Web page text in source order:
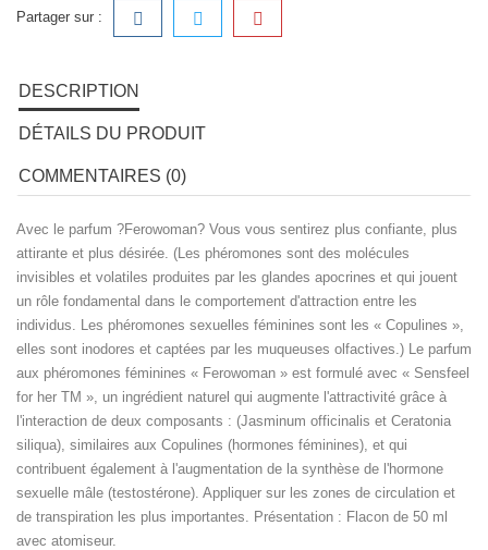
Partager sur :
DESCRIPTION
DÉTAILS DU PRODUIT
COMMENTAIRES (0)
Avec le parfum ?Ferowoman? Vous vous sentirez plus confiante, plus
attirante et plus désirée. (Les phéromones sont des molécules
invisibles et volatiles produites par les glandes apocrines et qui jouent
un rôle fondamental dans le comportement d'attraction entre les
individus. Les phéromones sexuelles féminines sont les « Copulines »,
elles sont inodores et captées par les muqueuses olfactives.) Le parfum
aux phéromones féminines « Ferowoman » est formulé avec « Sensfeel
for her TM », un ingrédient naturel qui augmente l'attractivité grâce à
l'interaction de deux composants : (Jasminum officinalis et Ceratonia
siliqua), similaires aux Copulines (hormones féminines), et qui
contribuent également à l'augmentation de la synthèse de l'hormone
sexuelle mâle (testostérone). Appliquer sur les zones de circulation et
de transpiration les plus importantes. Présentation : Flacon de 50 ml
avec atomiseur.